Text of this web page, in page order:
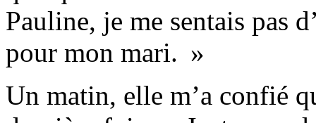
Pauline, je me sentais pas
pour mon mari. »
Un matin, elle m’a confié